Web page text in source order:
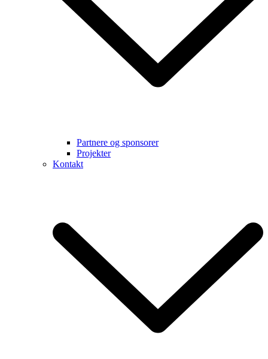
Partnere og sponsorer
Projekter
Kontakt